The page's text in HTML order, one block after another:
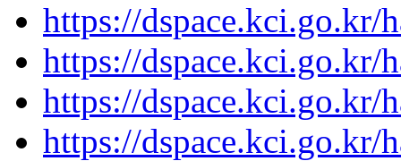
https://dspace.kci.go.kr/
https://dspace.kci.go.kr/
https://dspace.kci.go.kr/
https://dspace.kci.go.kr/